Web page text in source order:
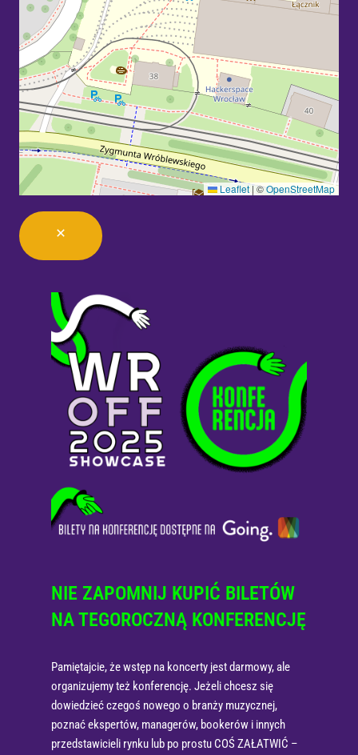
Leaflet|©OpenStreetMap
NIE ZAPOMNIJ KUPIĆ BILETÓW
NA TEGOROCZNĄ KONFERENCJĘ
Pamiętajcie, że wstęp na koncerty jest darmowy, ale
organizujemy też konferencję. Jeżeli chcesz się
dowiedzieć czegoś nowego o branży muzycznej,
poznać ekspertów, managerów, bookerów i innych
przedstawicieli rynku lub po prostu COŚ ZAŁATWIĆ –